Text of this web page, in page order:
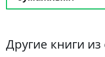
Другие книги